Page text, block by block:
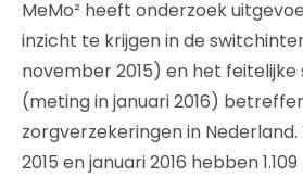
MeMo² heeft onderzoek
inzicht te krijgen in de
november 2015) en het
(meting in januari 2016)
zorgverzekeringen in
2015 en januari 2016 hebben